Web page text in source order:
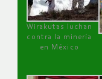
Wirakutas luchan
contra la minería
en México